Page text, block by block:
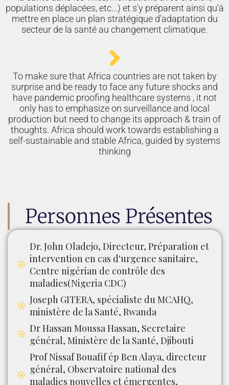
populations déplacées, etc...) et s'y préparent ainsi qu'à
mettre en place un plan stratégique d'adaptation du
secteur de la santé au changement climatique.
To make sure that Africa countries are not taken by
surprise and be ready to face any future shocks and
have pandemic proofing healthcare systems , it not
only has to emphasize on surveillance and local
production but need to change its approach & train of
thoughts. Africa should work towards establishing a
self-sustainable and stable Africa, guided by systems
thinking
Personnes Présentes
Dr. John Oladejo, Directeur, Préparation et
intervention en cas d'urgence sanitaire,
Centre nigérian de contrôle des
maladies(Nigeria CDC)
Joseph GITERA, spécialiste du MCAHQ,
ministère de la Santé, Rwanda
Dr Hassan Moussa Hassan, Secretaire
général, Ministère de la Santé, Djibouti
Prof Nissaf Bouafif ép Ben Alaya, directeur
général, Observatoire national des
maladies nouvelles et émergentes,